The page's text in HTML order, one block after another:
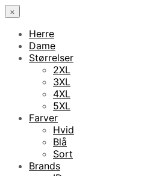
×
Herre
Dame
Størrelser
2XL
3XL
4XL
5XL
Farver
Hvid
Blå
Sort
Brands